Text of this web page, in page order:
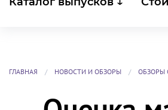
ГЛАВНАЯ НОВОСТИ И ОБЗОРЫ ОБЗОРЫ